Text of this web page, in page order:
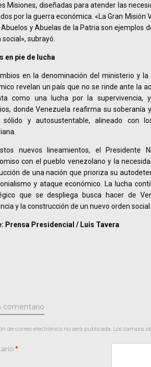
Misiones, diseñadas para atender las
por la guerra económica. «La Gran Misión
Abuelos y Abuelas de la Patria son ejemplos
social», subrayó.
en pie de lucha
en la denominación del ministerio y
revelan un país que no se rinde ante la
como una lucha por la supervivencia,
donde Venezuela reafirma su soberanía
sólido y autosustentable, alineado con
nuevos lineamientos, el Presidente
con el pueblo venezolano y la
de una nación que prioriza su
y ataque económico. La lucha
que se despliega busca hacer de
y la construcción de un nuevo orden
Prensa Presidencial / Luis Tavera
comentario
de correo electrónico no será publicada. Los campos
*